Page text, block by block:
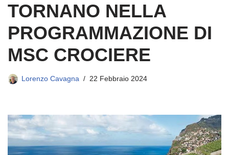
TORNANO NELLA
PROGRAMMAZIONE DI
MSC CROCIERE
Lorenzo Cavagna 22 Febbraio 2024